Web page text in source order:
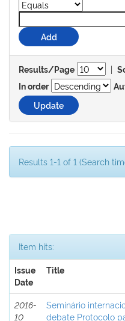
Results/Page |
In order
Results 1-1 of 1 (Search
Item hits:
Issue
Date
Title
2016-
10
Seminário
debate Protocolo